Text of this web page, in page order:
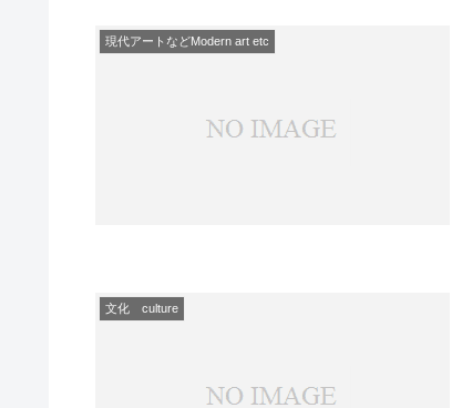
現代アートなどModern art etc
文化 culture